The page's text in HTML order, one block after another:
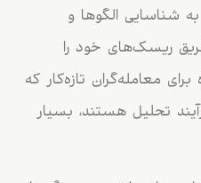
شناسایی الگوها و
ریسک‌های خود را
معامله‌گران تازه‌کار که
تحلیل هستند، بسیار